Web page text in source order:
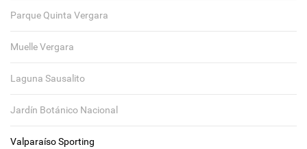
Parque Quinta Vergara
Muelle Vergara
Laguna Sausalito
Jardín Botánico Nacional
Valparaíso Sporting